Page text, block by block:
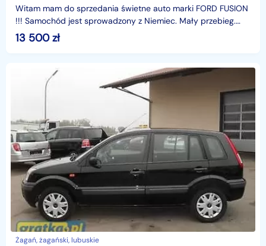
Witam mam do sprzedania świetne auto marki FORD FUSION
!!! Samochód jest sprowadzony z Niemiec. Mały przebieg.
Silnik 1.6 90km diesel w pięknym kolorze przyciąg
13 500zł
Żagań, żagański, lubuskie